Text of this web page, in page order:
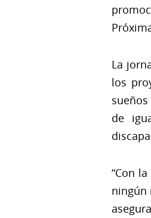
La
los
de
“Con
ningún